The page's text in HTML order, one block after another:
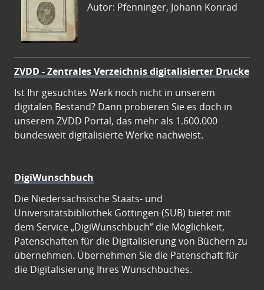
Autor: Pfenninger, Johann Konrad
ZVDD - Zentrales Verzeichnis digitalisierter Drucke
Ist Ihr gesuchtes Werk noch nicht in unserem
digitalen Bestand? Dann probieren Sie es doch in
unserem ZVDD Portal, das mehr als 1.600.000
bundesweit digitalisierte Werke nachweist.
DigiWunschbuch
Die Niedersächsische Staats- und
Universitätsbibliothek Göttingen (SUB) bietet mit
dem Service „DigiWunschbuch” die Möglichkeit,
Patenschaften für die Digitalisierung von Büchern zu
übernehmen. Übernehmen Sie die Patenschaft für
die Digitalisierung Ihres Wunschbuches.